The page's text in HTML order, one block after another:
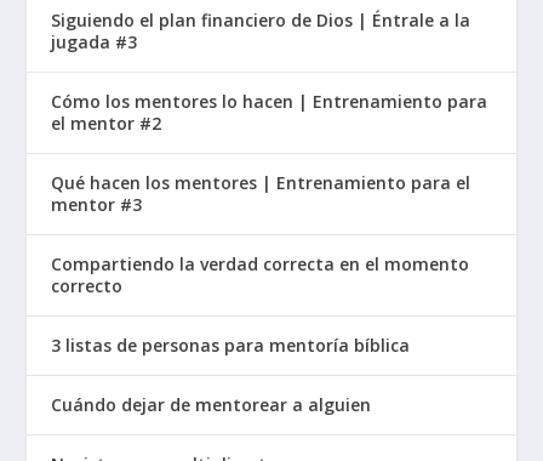
Siguiendo el plan financiero de Dios | Éntrale a la
jugada #3
Cómo los mentores lo hacen | Entrenamiento para
el mentor #2
Qué hacen los mentores | Entrenamiento para el
mentor #3
Compartiendo la verdad correcta en el momento
correcto
3 listas de personas para mentoría bíblica
Cuándo dejar de mentorear a alguien